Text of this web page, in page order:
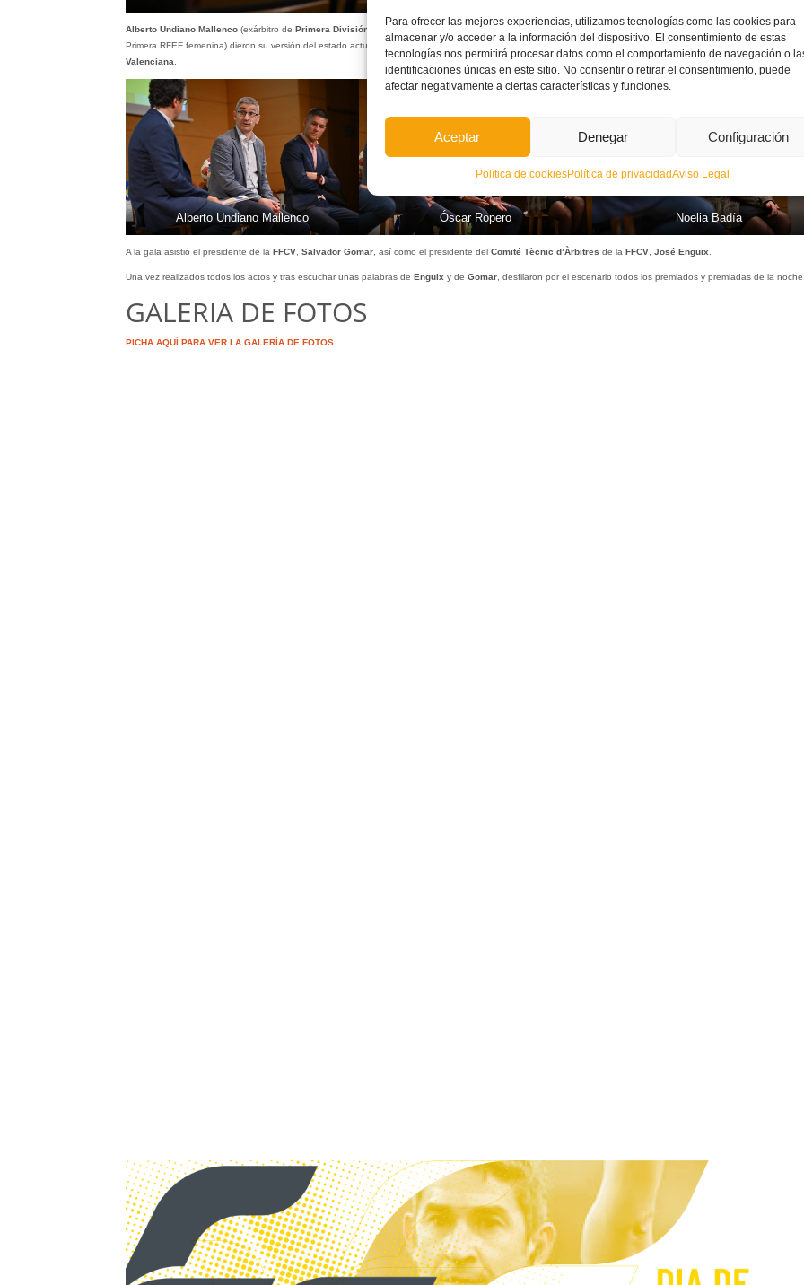
Para ofrecer las mejores experiencias, utilizamos tecnologías como las cookies para
almacenar y/o acceder a la información del dispositivo. El consentimiento de estas
tecnologías nos permitirá procesar datos como el comportamiento de navegación o
identificaciones únicas en este sitio. No consentir o retirar el consentimiento, puede
afectar negativamente a ciertas características y funciones.
Aceptar Denegar Configuración
Política de cookiesPolítica de privacidadAviso Legal
Alberto Undiano Mallenco(exárbitro de Primera División Óscar Ropero (árbitro de Primera División de fútbol sala) y
(árbitra de
Primera RFEF femenina) dieron su versión del estado actual del arbitraje ante una audiencia compuesta por más de cien colegiados y colegiadas de la
Valenciana.
Alberto Undiano Mallenco Óscar Ropero Noelia Badía
A la gala asistió el presidente de la FFCV, Salvador Gomar, así como el presidente del Comité Tècnic d’Àrbitres de la FFCV, José Enguix
Una vez realizados todos los actos y tras escuchar unas palabras de Enguix y de Gomar, desfilaron por el escenario todos los premiados y premiadas de la
GALERIA DE FOTOS
PICHA AQUÍ PARA VER LA GALERÍA DE FOTOS